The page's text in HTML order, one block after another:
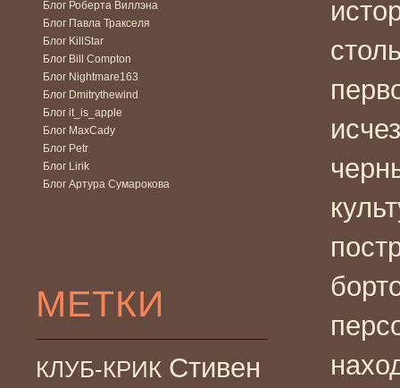
Блог Роберта Виллэна
Блог Павла Тракселя
Блог KillStar
Блог Bill Compton
Блог Nightmare163
Блог Dmitrythewind
Блог it_is_apple
Блог MaxCady
Блог Petr
Блог Lirik
Блог Артура Сумарокова
МЕТКИ
КЛУБ-КРИК Стивен